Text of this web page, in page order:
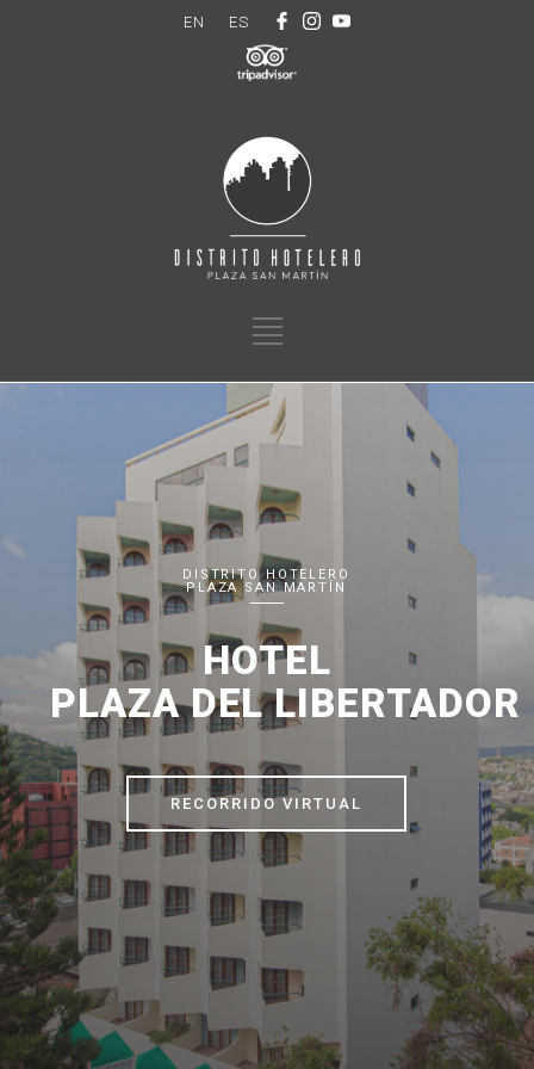
EN ES
HOTEL
PLAZA DEL LIBERTADOR
DISTRITO HOTELERO
PLAZA SAN MARTÍN
RECORRIDO VIRTUAL